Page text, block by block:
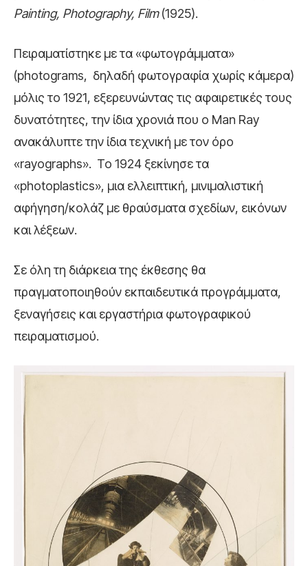
Painting, Photography, Film(1925).
Πειραματίστηκε με τα «φωτογράμματα»
(photograms, δηλαδή φωτογραφία χωρίς κάμερα)
μόλις το 1921, εξερευνώντας τις αφαιρετικές τους
δυνατότητες, την ίδια χρονιά που ο Man Ray
ανακάλυπτε την ίδια τεχνική με τον όρο
«rayographs». Το 1924 ξεκίνησε τα
«photoplastics», μια ελλειπτική, μινιμαλιστική
αφήγηση/κολάζ με θραύσματα σχεδίων, εικόνων
και λέξεων.
Σε όλη τη διάρκεια της έκθεσης θα
πραγματοποιηθούν εκπαιδευτικά προγράμματα,
ξεναγήσεις και εργαστήρια φωτογραφικού
πειραματισμού.